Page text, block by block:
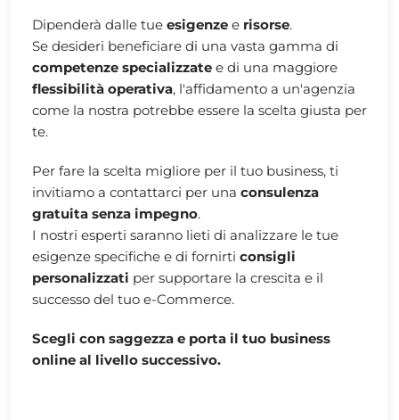
Dipenderà dalle tue esigenze e risorse.
Se desideri beneficiare di una vasta gamma di
competenze specializzate e di una maggiore
flessibilità operativa, l'affidamento a un'agenzia
come la nostra potrebbe essere la scelta giusta per
te.
Per fare la scelta migliore per il tuo business, ti
invitiamo a contattarci per una consulenza
gratuita senza impegno.
I nostri esperti saranno lieti di analizzare le tue
esigenze specifiche e di fornirti consigli
personalizzati per supportare la crescita e il
successo del tuo e-Commerce.
Scegli con saggezza e porta il tuo business
online al livello successivo.